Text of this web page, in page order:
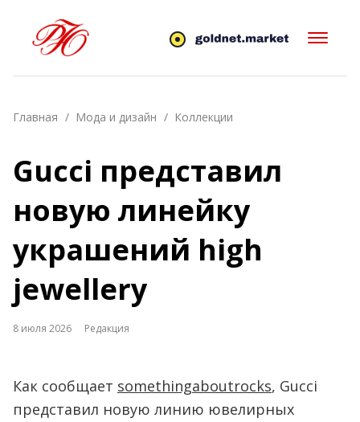
Главная Мода и дизайн Коллекции
Gucci представил
новую линейку
украшений high
jewellery
8 июля 2026 Редакция
Как сообщает somethingaboutrocks, Gucci
представил новую линию ювелирных